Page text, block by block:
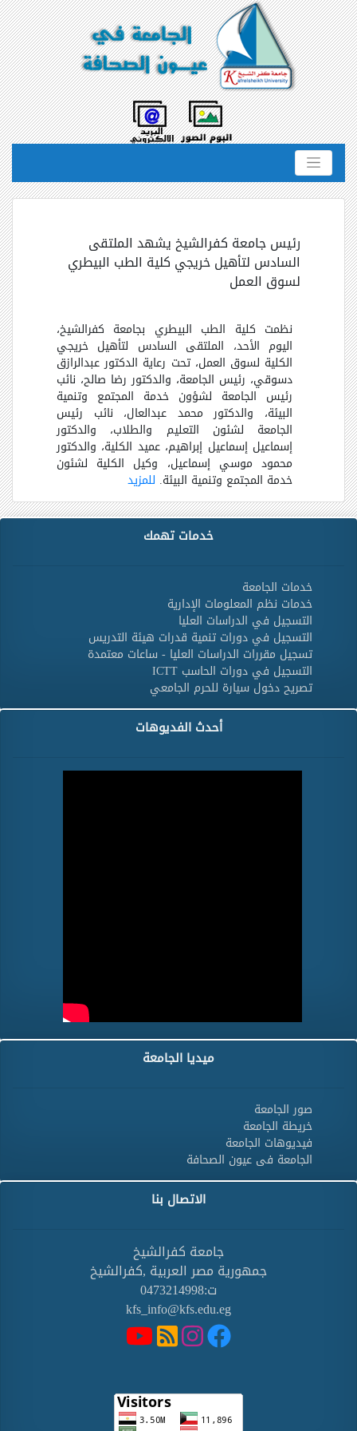
رئيس جامعة كفرالشيخ يشهد الملتقى
السادس لتأهيل خريجي كلية الطب البيطري
لسوق العمل
نظمت كلية الطب البيطري بجامعة كفرالشيخ،
اليوم الأحد، الملتقى السادس لتأهيل خريجي
الكلية لسوق العمل، تحت رعاية الدكتور عبدالرازق
دسوقي، رئيس الجامعة، والدكتور رضا صالح، نائب
رئيس الجامعة لشؤون خدمة المجتمع وتنمية
البيئة، والدكتور محمد عبدالعال، نائب رئيس
الجامعة لشئون التعليم والطلاب، والدكتور
إسماعيل إسماعيل إبراهيم، عميد الكلية، والدكتور
محمود موسي إسماعيل، وكيل الكلية لشئون
خدمة المجتمع وتنمية البيئة. للمزيد
خدمات تهمك
خدمات الجامعة
خدمات نظم المعلومات الإدارية
التسجيل في الدراسات العليا
التسجيل في دورات تنمية قدرات هيئة التدريس
تسجيل مقررات الدراسات العليا - ساعات معتمدة
التسجيل في دورات الحاسب ICTT
تصريح دخول سيارة للحرم الجامعي
أحدث الفديوهات
ميديا الجامعة
صور الجامعة
خريطة الجامعة
فيديوهات الجامعة
الجامعة فى عيون الصحافة
الاتصال بنا
جامعة كفرالشيخ
جمهورية مصر العربية ,كفرالشيخ
ت:0473214998
kfs_info@kfs.edu.eg